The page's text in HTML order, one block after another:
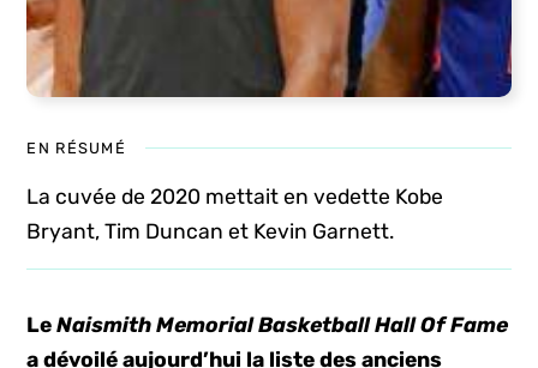
EN RÉSUMÉ
La cuvée de 2020 mettait en vedette Kobe
Bryant, Tim Duncan et Kevin Garnett.
LeNaismith Memorial Basketball Hall Of Fame
a dévoilé aujourd’hui la liste des anciens